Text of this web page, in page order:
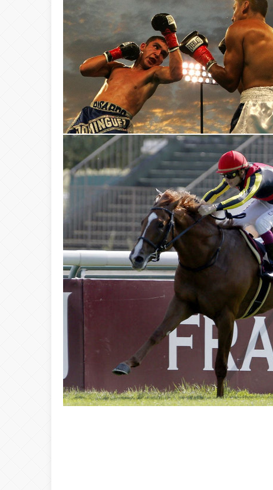
20:00 ŞAHİ’DEN
08:20 Buca
20:20 Namazı beklerken
20:15 Büyük Usta Pele
20:08 Takımını kuran